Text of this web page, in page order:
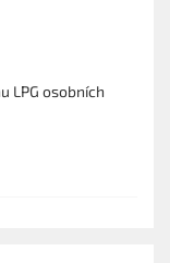
LPG osobních